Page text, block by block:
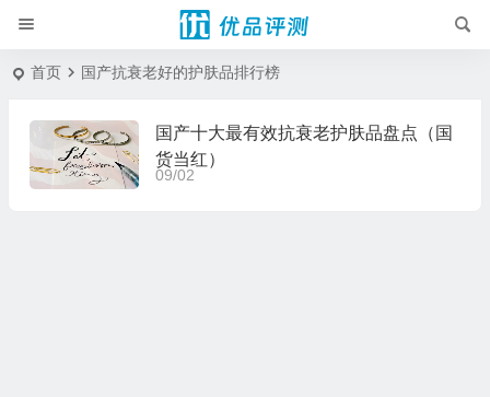
首页 国产抗衰老好的护肤品排行榜
国产十大最有效抗衰老护肤品盘点（国
货当红）
09/02